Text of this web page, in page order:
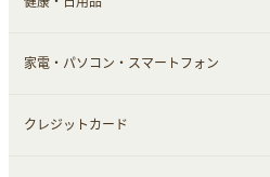
靴・フットウェア
小物・かばん
ドリンク
お酒
スキンケア
メイクアップ
すべて見る
健康食品｜青汁・飲料
家電・パソコン・スマートフォン
すべて見る
クレジットカード